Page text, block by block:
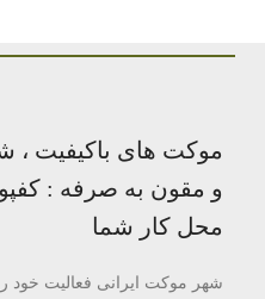
موکت های باکیفیت ،
و مقون به صرفه :
محل کار شما